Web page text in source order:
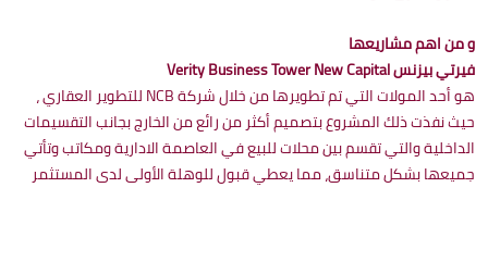
و من اهم مشاريعها
فيرتي بيزنس Verity Business Tower New Capital
هو أحد المولات التي تم تطويرها من خلال شركة NCB للتطوير العقاري ،
حيث نفذت ذلك المشروع بتصميم أكثر من رائع من الخارج بجانب التقسيمات
الداخلية والتي تقسم بين محلات للبيع في العاصمة الادارية ومكاتب وتأتي
جميعها بشكل متناسق، مما يعطي قبول للوهلة الأولى لدى المستثمر